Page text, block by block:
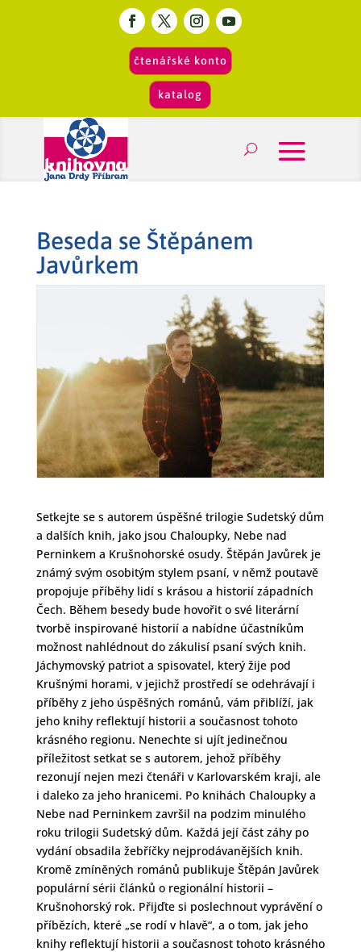
čtenářské konto
katalog
Beseda se Štěpánem
Javůrkem
Setkejte se s autorem úspěšné trilogie Sudetský dům
a dalších knih, jako jsou Chaloupky, Nebe nad
Perninkem a Krušnohorské osudy. Štěpán Javůrek je
známý svým osobitým stylem psaní, v němž poutavě
propojuje příběhy lidí s krásou a historií západních
Čech. Během besedy bude hovořit o své literární
tvorbě inspirované historií a nabídne účastníkům
možnost nahlédnout do zákulisí psaní svých knih.
Jáchymovský patriot a spisovatel, který žije pod
Krušnými horami, v jejichž prostředí se odehrávají i
příběhy z jeho úspěšných románů, vám přiblíží, jak
jeho knihy reflektují historii a současnost tohoto
krásného regionu. Nenechte si ujít jedinečnou
příležitost setkat se s autorem, jehož příběhy
rezonují nejen mezi čtenáři v Karlovarském kraji, ale
i daleko za jeho hranicemi. Po knihách Chaloupky a
Nebe nad Perninkem završil na podzim minulého
roku trilogii Sudetský dům. Každá její část záhy po
vydání obsadila žebříčky nejprodávanějších knih.
Kromě zmíněných románů publikuje Štěpán Javůrek
populární sérii článků o regionální historii –
Krušnohorský rok. Přijďte si poslechnout vyprávění o
příbězích, které „se rodí v hlavě“, a o tom, jak jeho
knihy reflektují historii a současnost tohoto krásného